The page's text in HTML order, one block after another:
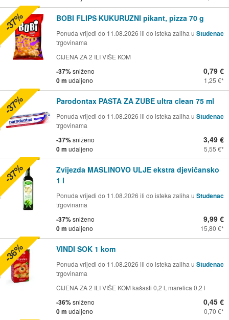
BOBI FLIPS KUKURUZNI pikant, pizza 70 g
Ponuda vrijedi do 11.08.2026 ili do isteka zaliha u Studenac
trgovinama
CIJENA ZA 2 ILI VIŠE KOM
-37%sniženo
0 m udaljeno
0,79 €
1,25 €
-37%
Parodontax PASTA ZA ZUBE ultra clean 75 ml
Ponuda vrijedi do 11.08.2026 ili do isteka zaliha u Studenac
trgovinama
-37%sniženo
0 m udaljeno
3,49 €
5,55 €
-37%
Zvijezda MASLINOVO ULJE ekstra djevičansko
1 l
Ponuda vrijedi do 11.08.2026 ili do isteka zaliha u Studenac
trgovinama
-37%sniženo
0 m udaljeno
9,99 €
15,80 €
-37%
VINDI SOK 1 kom
Ponuda vrijedi do 11.08.2026 ili do isteka zaliha u Studenac
trgovinama
CIJENA ZA 2 ILI VIŠE KOM kašasti 0,2 l, marelica 0,2 l
-36%sniženo
0 m udaljeno
0,45 €
0,70 €
-36%